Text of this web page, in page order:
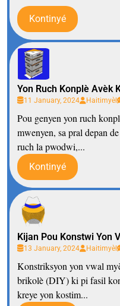
Kontinyé
Yon Ruch Konplè Avèk
11 January, 2024 Haitimyèl
Pou genyen yon ruch
mwenyen, sa pral depan
ruch la pwodwi,...
Kontinyé
Kijan Pou Konstwi Yon
13 January, 2024 Haitimyèl
Konstriksyon yon vwal
brikolè (DIY) ki pi fasil
kreye yon kostim...